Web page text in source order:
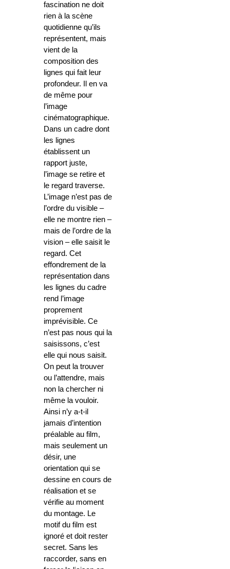
fascination ne doit
rien à la scène
quotidienne qu’ils
représentent, mais
vient de la
composition des
lignes qui fait leur
profondeur. Il en va
de même pour
l’image
cinématographique.
Dans un cadre dont
les lignes
établissent un
rapport juste,
l’image se retire et
le regard traverse.
L’image n’est pas de
l’ordre du visible –
elle ne montre rien –
mais de l’ordre de la
vision – elle saisit le
regard. Cet
effondrement de la
représentation dans
les lignes du cadre
rend l’image
proprement
imprévisible. Ce
n’est pas nous qui la
saisissons, c’est
elle qui nous saisit.
On peut la trouver
ou l’attendre, mais
non la chercher ni
même la vouloir.
Ainsi n’y a-t-il
jamais d’intention
préalable au film,
mais seulement un
désir, une
orientation qui se
dessine en cours de
réalisation et se
vérifie au moment
du montage. Le
motif du film est
ignoré et doit rester
secret. Sans les
raccorder, sans en